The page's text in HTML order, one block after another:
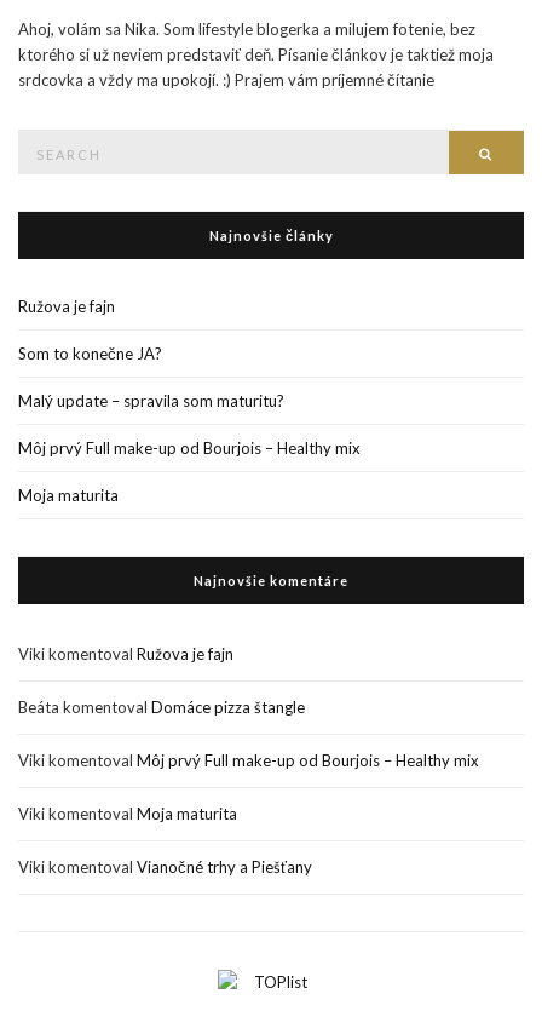
Ahoj, volám sa Nika. Som lifestyle blogerka a milujem fotenie, bez
ktorého si už neviem predstaviť deň. Písanie článkov je taktiež moja
srdcovka a vždy ma upokojí. :) Prajem vám príjemné čítanie
Najnovšie články
Ružova je fajn
Som to konečne JA?
Malý update – spravila som maturitu?
Môj prvý Full make-up od Bourjois – Healthy mix
Moja maturita
Najnovšie komentáre
Vikikomentoval Ružova je fajn
Beáta komentoval Domáce pizza štangle
Vikikomentoval Môj prvý Full make-up od Bourjois – Healthy mix
Vikikomentoval Moja maturita
Vikikomentoval Vianočné trhy a Piešťany